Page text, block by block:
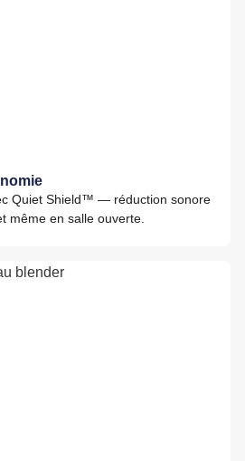
Quiet Shield™ — réduction sonore
même en salle ouverte.